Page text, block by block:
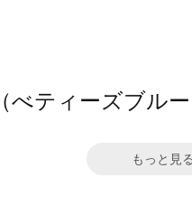
べティーズブル
もっと見る